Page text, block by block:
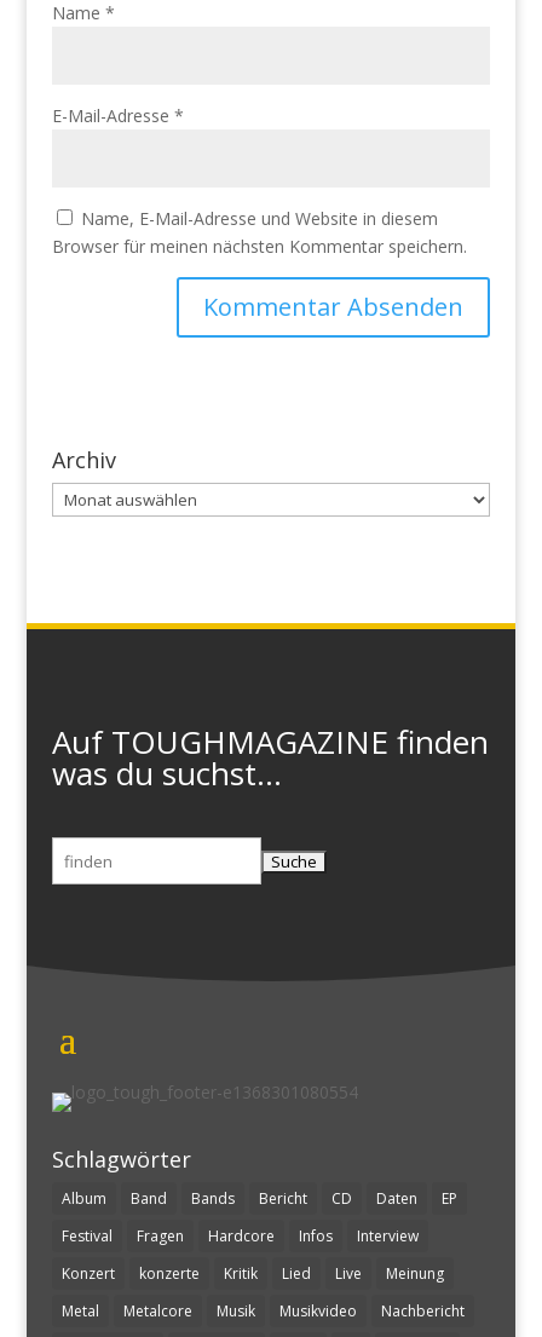
Name *
E-Mail-Adresse *
Name, E-Mail-Adresse und Website in diesem
Browser für meinen nächsten Kommentar speichern.
Archiv
Archiv
Auf TOUGHMAGAZINE finden
was du suchst...
Suchen
nach:
Schlagwörter
Album Band Bands Bericht CD Daten
EP
Festival
Fragen Hardcore Infos
Interview
Konzert
konzerte Kritik Lied Live
Meinung
Metal
Metalcore Musik Musikvideo Nachbericht